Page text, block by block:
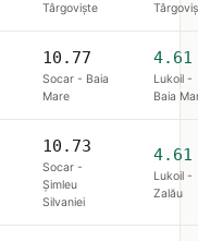
Târgoviște
10.77
Socar - Baia
Mare
4.61
Lukoil -
Baia
10.73
Socar -
Șimleu
Silvaniei
4.61
Lukoil -
Zalău